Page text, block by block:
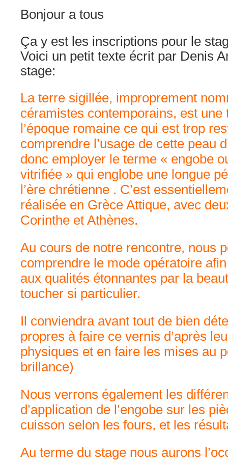
Bonjour a tous
Ça y est les inscriptions pour le
Voici un petit texte écrit par Denis
stage:
La terre sigillée, improprement
céramistes contemporains, est une
l’époque romaine ce qui est trop
comprendre l’usage de cette peau
donc employer le terme « engobe
vitrifiée » qui englobe une longue
l’ère chrétienne . C’est
réalisée en Grèce Attique, avec
Corinthe et Athènes.
Au cours de notre rencontre, nous
comprendre le mode opératoire
aux qualités étonnantes par la
toucher si particulier.
Il conviendra avant tout de bien
propres à faire ce vernis d’après
physiques et en faire les mises au
brillance)
Nous verrons également les
d’application de l’engobe sur les
cuisson selon les fours, et les
Au terme du stage nous aurons